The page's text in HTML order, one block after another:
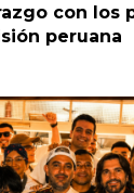
con los
peruana